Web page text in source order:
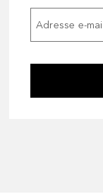
Adresse e-mail